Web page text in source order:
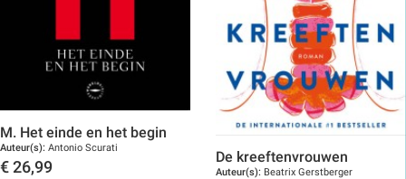
M. Het einde en het begin
Auteur(s): Antonio Scurati
€ 26,99
De kreeftenvrouwen
Auteur(s): Beatrix Gerstberger